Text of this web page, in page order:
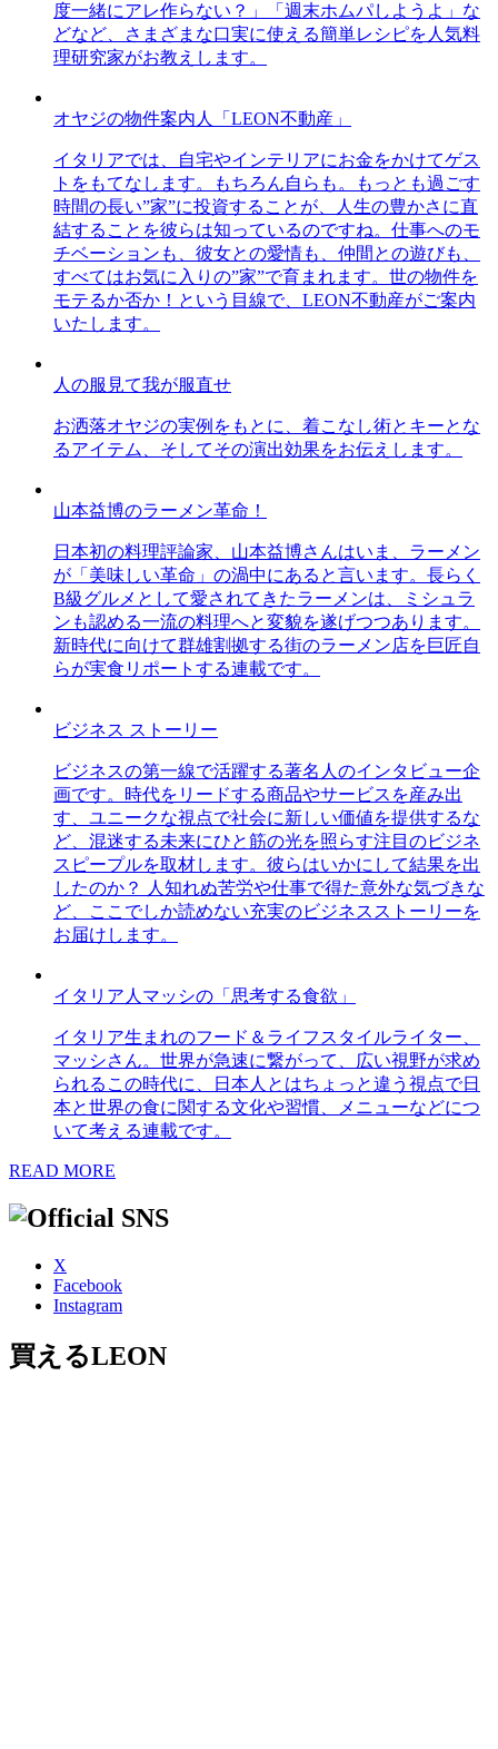
度一緒にアレ作らない？」「週末ホムパしようよ」な
どなど、さまざまな口実に使える簡単レシピを人気料
理研究家がお教えします。
オヤジの物件案内人「LEON不動産」
イタリアでは、自宅やインテリアにお金をかけてゲス
トをもてなします。もちろん自らも。もっとも過ごす
時間の長い”家”に投資することが、人生の豊かさに直
結することを彼らは知っているのですね。仕事へのモ
チベーションも、彼女との愛情も、仲間との遊びも、
すべてはお気に入りの”家”で育まれます。世の物件を
モテるか否か！という目線で、LEON不動産がご案内
いたします。
人の服見て我が服直せ
お洒落オヤジの実例をもとに、着こなし術とキーとな
るアイテム、そしてその演出効果をお伝えします。
山本益博のラーメン革命！
日本初の料理評論家、山本益博さんはいま、ラーメン
が「美味しい革命」の渦中にあると言います。長らく
B級グルメとして愛されてきたラーメンは、ミシュラ
ンも認める一流の料理へと変貌を遂げつつあります。
新時代に向けて群雄割拠する街のラーメン店を巨匠自
らが実食リポートする連載です。
ビジネス ストーリー
ビジネスの第一線で活躍する著名人のインタビュー企
画です。時代をリードする商品やサービスを産み出
す、ユニークな視点で社会に新しい価値を提供するな
ど、混迷する未来にひと筋の光を照らす注目のビジネ
スピープルを取材します。彼らはいかにして結果を出
したのか？ 人知れぬ苦労や仕事で得た意外な気づきな
ど、ここでしか読めない充実のビジネスストーリーを
お届けします。
イタリア人マッシの「思考する食欲」
イタリア生まれのフード＆ライフスタイルライター、
マッシさん。世界が急速に繋がって、広い視野が求め
られるこの時代に、日本人とはちょっと違う視点で日
本と世界の食に関する文化や習慣、メニューなどにつ
いて考える連載です。
READ MORE
X
Facebook
Instagram
買えるLEON